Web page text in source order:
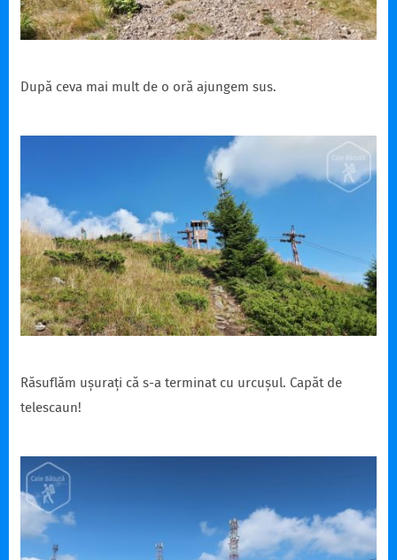
După ceva mai mult de o oră ajungem sus.
Răsuflăm ușurați că s-a terminat cu urcușul. Capăt de
telescaun!